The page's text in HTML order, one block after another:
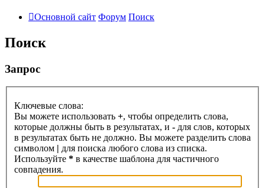
Основной сайт Форум Поиск
Поиск
Запрос
Ключевые слова:
Вы можете использовать +, чтобы определить слова,
которые должны быть в результатах, и - для слов, которых
в результатах быть не должно. Вы можете разделить слова
символом | для поиска любого слова из списка.
Используйте * в качестве шаблона для частичного
совпадения.